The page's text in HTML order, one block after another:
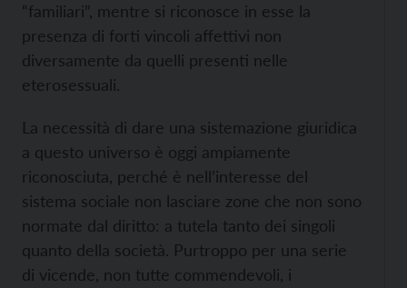
“familiari”, mentre si riconosce in esse la
presenza di forti vincoli affettivi non
diversamente da quelli presenti nelle
eterosessuali.
La necessità di dare una sistemazione giuridica
a questo universo è oggi ampiamente
riconosciuta, perché è nell’interesse del
sistema sociale non lasciare zone che non sono
normate dal diritto: a tutela tanto dei singoli
quanto della società. Purtroppo per una serie
di vicende, non tutte commendevoli, i